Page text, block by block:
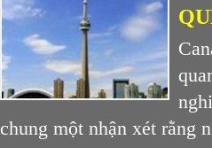
chung một nhận xét rằng